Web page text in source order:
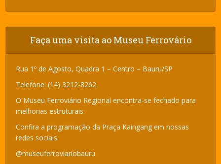
Faça uma visita ao Museu Ferrovário
Rua 1º de Agosto, Quadra 1 – Centro – Bauru/SP
Telefone: (14) 3212-8262
O Museu Ferroviário Regional encontra-se fechado para
melhorias estruturais.
Confira a programação da Praça Kaingang em nossas
redes sociais.
@museuferroviariobauru